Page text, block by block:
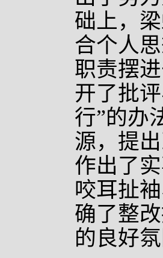
础上，
合个人
职责摆
开了批
行”的办
源，提
作出了
咬耳扯
确了整
的良好